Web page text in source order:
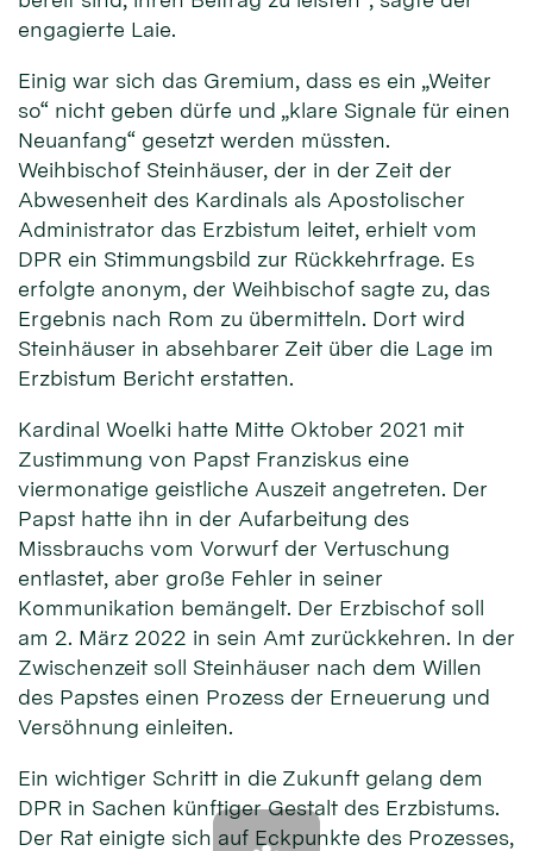
engagierte Laie.
Einig war sich das Gremium, dass es ein „Weiter
so“ nicht geben dürfe und „klare Signale für einen
Neuanfang“ gesetzt werden müssten.
Weihbischof Steinhäuser, der in der Zeit der
Abwesenheit des Kardinals als Apostolischer
Administrator das Erzbistum leitet, erhielt vom
DPR ein Stimmungsbild zur Rückkehrfrage. Es
erfolgte anonym, der Weihbischof sagte zu, das
Ergebnis nach Rom zu übermitteln. Dort wird
Steinhäuser in absehbarer Zeit über die Lage im
Erzbistum Bericht erstatten.
Kardinal Woelki hatte Mitte Oktober 2021 mit
Zustimmung von Papst Franziskus eine
viermonatige geistliche Auszeit angetreten. Der
Papst hatte ihn in der Aufarbeitung des
Missbrauchs vom Vorwurf der Vertuschung
entlastet, aber große Fehler in seiner
Kommunikation bemängelt. Der Erzbischof soll
am 2. März 2022 in sein Amt zurückkehren. In der
Zwischenzeit soll Steinhäuser nach dem Willen
des Papstes einen Prozess der Erneuerung und
Versöhnung einleiten.
Ein wichtiger Schritt in die Zukunft gelang dem
DPR in Sachen künftiger Gestalt des Erzbistums.
Der Rat einigte sich auf Eckpunkte des Prozesses,